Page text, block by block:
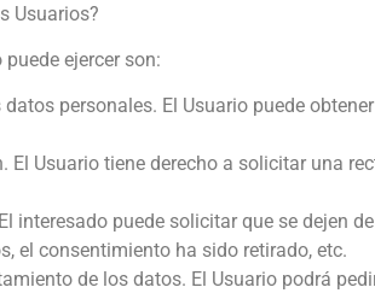
Usuarios?
ejercer son:
personales. El Usuario puede
El Usuario tiene derecho a solicitar una
interesado puede solicitar que se dejen
el consentimiento ha sido retirado, etc.
de los datos. El Usuario podrá